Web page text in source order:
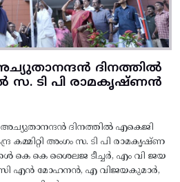
ദിനത്തിൽ
സ. ടി പി രാമകൃഷ്‌ണൻ
ദിനത്തിൽ എകെജി
കമ്മിറ്റി അംഗം സ. ടി പി രാമകൃഷ്‌ണ
കെ കെ ശൈലജ ടീച്ചർ, എം വി ജയ
സി എൻ മോഹനൻ, എ വിജയകുമാർ,